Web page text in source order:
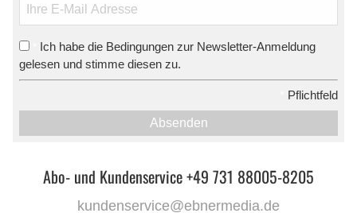
Ich habe die Bedingungen zur Newsletter-Anmeldung
gelesen und stimme diesen zu.
Pflichtfeld
Absenden
Abo- und Kundenservice +49 731 88005-8205
kundenservice@ebnermedia.de